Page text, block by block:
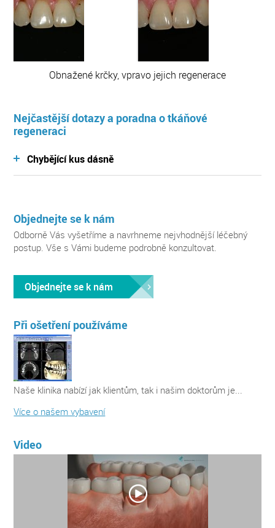
Obnažené krčky, vpravo jejich regenerace
Nejčastější dotazy a poradna o tkáňové
regeneraci
Chybějící kus dásně
Chybí mi kus dásně u dvojky vpravo nahoře. Dá se
Zobrazit odpovědi v poradně
Objednejte se k nám
Odborně Vás vyšetříme a navrhneme nejvhodnější léčebný
postup. Vše s Vámi budeme podrobně konzultovat.
Objednejte se k nám
Při ošetření používáme
Naše klinika nabízí jak klientům, tak i našim doktorům je...
Více o našem vybavení
Video